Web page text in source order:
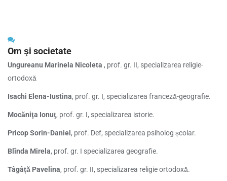
Om şi societate
Ungureanu Marinela Nicoleta , prof. gr. II, specializarea religie-
ortodoxă
Isachi Elena-Iustina, prof. gr. I, specializarea franceză-geografie.
Mocăniţa Ionuţ, prof. gr. I, specializarea istorie.
Pricop Sorin-Daniel , prof. Def, specializarea psiholog școlar.
Blînda Mirela, prof. gr. I specializarea geografie.
Tâgâță Pavelina, prof. gr. II, specializarea religie ortodoxă.